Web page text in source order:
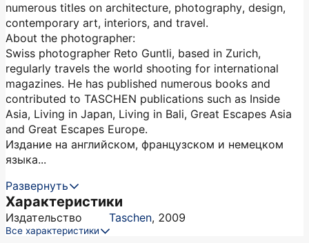
numerous titles on architecture, photography, design,
contemporary art, interiors, and travel.
About the photographer:
Swiss photographer Reto Guntli, based in Zurich,
regularly travels the world shooting for international
magazines. He has published numerous books and
contributed to TASCHEN publications such as Inside
Asia, Living in Japan, Living in Bali, Great Escapes Asia
and Great Escapes Europe.
Издание на английском, французском и немецком
языка...
Развернуть
Характеристики
Издательство Taschen, 2009
Все характеристики